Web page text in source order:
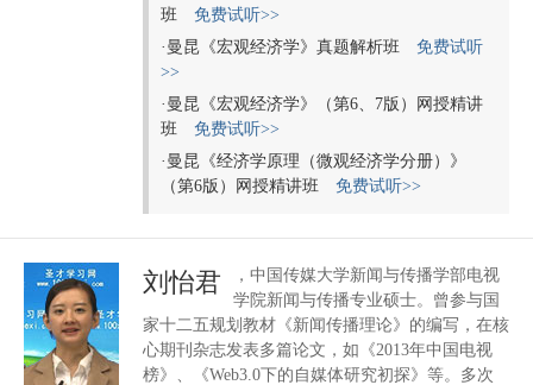
班 免费试听>>
· 曼昆《宏观经济学》真题解析班 免费试听
>>
· 曼昆《宏观经济学》（第6、7版）网授精讲
班 免费试听>>
· 曼昆《经济学原理（微观经济学分册）》
（第6版）网授精讲班 免费试听>>
刘怡君
，中国传媒大学新闻与传播学部电视
学院新闻与传播专业硕士。曾参与国
家十二五规划教材《新闻传播理论》的编写，在核
心期刊杂志发表多篇论文，如《2013年中国电视
榜》、《Web3.0下的自媒体研究初探》等。多次